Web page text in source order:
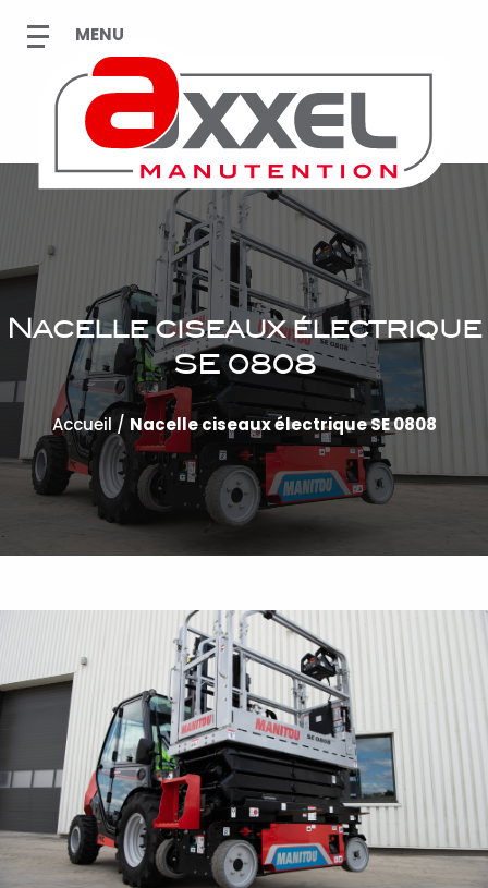
Nacelle ciseaux électrique
SE 0808
Accueil / Nacelle ciseaux électrique SE 0808